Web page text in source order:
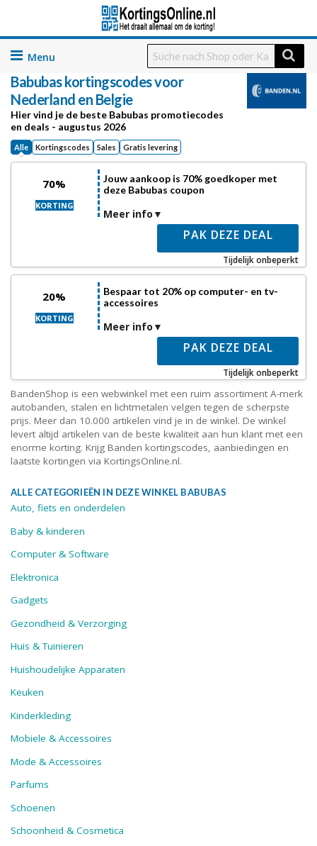
Skip
content
Babubaskortingscodes voor
Nederland en Belgie
Hier vind je de beste Babubas promotiecodes
en deals - augustus 2026
Alle Kortingscodes Sales Gratis levering
70%
KORTING
Jouw aankoop is 70% goedkoper met
deze Babubas coupon
Meer info
PAK DEZE DEAL
Tijdelijk onbeperkt
20%
KORTING
Bespaar tot 20% op computer- en tv-
accessoires
Meer info
PAK DEZE DEAL
Tijdelijk onbeperkt
BandenShop is een webwinkel met een ruim assortiment A-merk
autobanden, stalen en lichtmetalen velgen tegen de scherpste
prijs. Meer dan 10.000 artikelen vind je in de winkel. De winkel
levert altijd artikelen van de beste kwaliteit aan hun klant met een
enorme korting. Krijg Banden kortingscodes, aanbiedingen en
laatste kortingen via KortingsOnline.nl.
ALLE CATEGORIEËN IN DEZE WINKEL BABUBAS
Auto, fiets en onderdelen
Baby & kinderen
Computer & Software
Elektronica
Gadgets
Gezondheid & Verzorging
Huis & Tuinieren
Huishoudelijke Apparaten
Keuken
Kinderkleding
Mobiele & Accessoires
Mode & Accessoires
Parfums
Schoenen
Schoonheid & Cosmetica